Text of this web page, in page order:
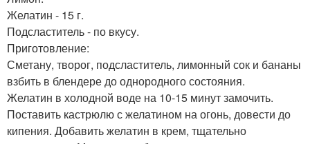
Желатин - 15 г.
Подсластитель - по вкусу.
Приготовление:
Сметану, творог, подсластитель, лимонный сок и бананы
взбить в блендере до однородного состояния.
Желатин в холодной воде на 10-15 минут замочить.
Поставить кастрюлю с желатином на огонь, довести до
кипения. Добавить желатин в крем, тщательно